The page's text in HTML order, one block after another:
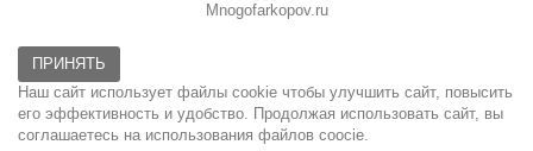
Mnogofarkopov.ru
ПРИНЯТЬ
Наш сайт использует файлы cookie чтобы улучшить сайт, повысить
его эффективность и удобство. Продолжая использовать сайт, вы
соглашаетесь на использования файлов coocie.